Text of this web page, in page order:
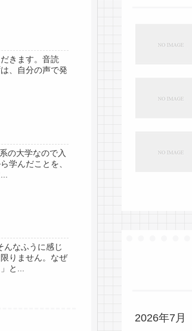
きます。音読
、自分の声で発
の大学なので入
学んだことを、
んなふうに感じ
りません。なぜ
と...
2026年7月